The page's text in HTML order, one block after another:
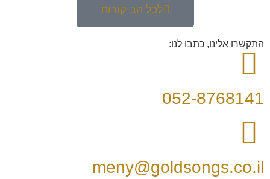
לכל הביקורות
התקשרו אלינו, כתבו לנו:
052-8768141
meny@goldsongs.co.il